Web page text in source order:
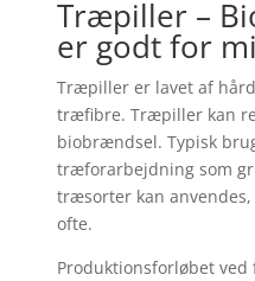
Træpiller –
er godt for
Træpiller er lavet af
træfibre. Træpiller kan
biobrændsel. Typisk
træforarbejdning som
træsorter kan
ofte.
Produktionsforløbet